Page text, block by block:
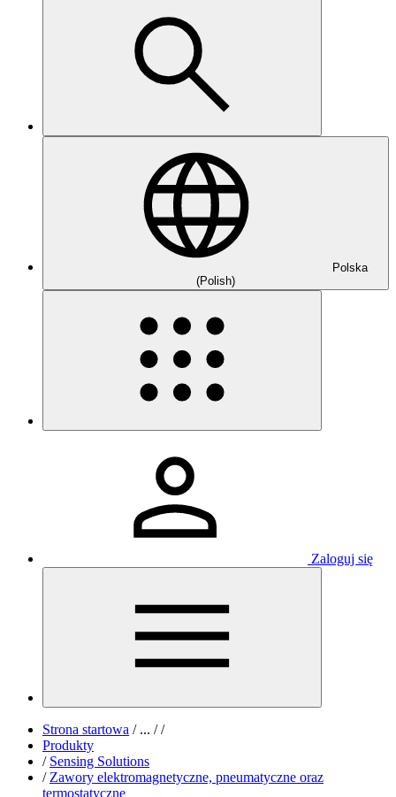
Polska
(Polish)
Zaloguj się
Strona startowa /... / /
Produkty
/ Sensing Solutions
/ Zawory elektromagnetyczne, pneumatyczne oraz
termostatyczne